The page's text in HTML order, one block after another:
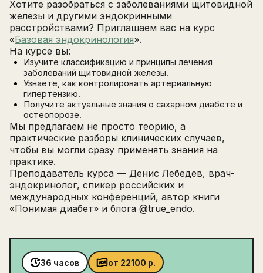
Хотите разобраться с заболеваниями щитовидной
железы и другими эндокринными
расстройствами? Приглашаем вас на курс
«Базовая эндокринология».
На курсе вы:
Изучите классификацию и принципы лечения
заболеваний щитовидной железы.
Узнаете, как контролировать артериальную
гипертензию.
Получите актуальные знания о сахарном диабете и
остеопорозе.
Мы предлагаем не просто теорию, а
практические разборы клинических случаев,
чтобы вы могли сразу применять знания на
практике.
Преподаватель курса — Денис Лебедев, врач-
эндокринолог, спикер российских и
международных конференций, автор книги
«Понимая диабет» и блога @true_endo.
36 часов от 22100 р.